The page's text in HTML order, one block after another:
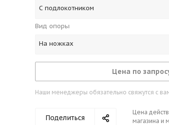
С подлокотником
Вид опоры
На ножках
Цена по
Наши менеджеры обязательно свяжутся с
Поделиться
Цена
магазина и